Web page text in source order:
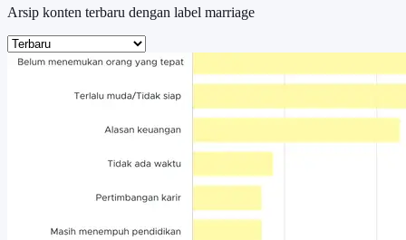
Arsip konten terbaru dengan label marriage